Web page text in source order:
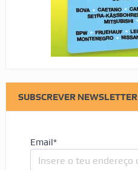
SUBSCREVER NEWSLETTER
Email*